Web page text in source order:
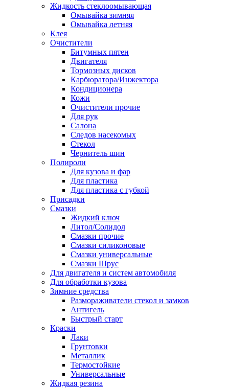
Жидкость стеклоомывающая
Омывайка зимняя
Омывайка летняя
Клея
Очистители
Битумных пятен
Двигателя
Тормозных дисков
Карбюратора/Инжектора
Кондиционера
Кожи
Очистители прочие
Для рук
Салона
Следов насекомых
Стекол
Чернитель шин
Полироли
Для кузова и фар
Для пластика
Для пластика с губкой
Присадки
Смазки
Жидкий ключ
Литол/Солидол
Смазки прочие
Смазки силиконовые
Смазки универсальные
Смазки Шрус
Для двигателя и систем автомобиля
Для обработки кузова
Зимние средства
Размораживатели стекол и замков
Антигель
Быстрый старт
Краски
Лаки
Грунтовки
Металлик
Термостойкие
Универсальные
Жидкая резина